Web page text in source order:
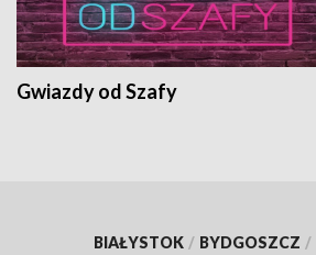
Gwiazdy od Szafy
BIAŁYSTOK / BYDGOSZCZ /